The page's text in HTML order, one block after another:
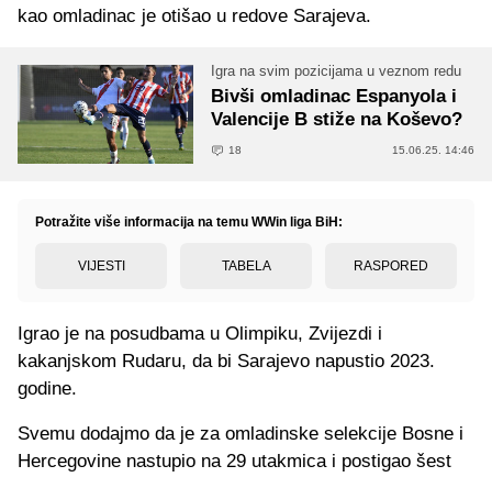
kao omladinac je otišao u redove Sarajeva.
Igra na svim pozicijama u veznom redu
Bivši omladinac Espanyola i
Valencije B stiže na Koševo?
18 15.06.25. 14:46
Potražite više informacija na temu WWin liga BiH:
VIJESTI TABELA RASPORED
Igrao je na posudbama u Olimpiku, Zvijezdi i
kakanjskom Rudaru, da bi Sarajevo napustio 2023.
godine.
Svemu dodajmo da je za omladinske selekcije Bosne i
Hercegovine nastupio na 29 utakmica i postigao šest